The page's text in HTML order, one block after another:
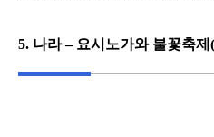
5. 나라 – 요시노가와 불꽃축